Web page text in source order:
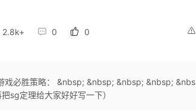
2.8k+ 0 0
戏必胜策略： &nbsp; &nbsp; &nbsp; &nbsp; &nbs
sg定理给大家好好写一下）